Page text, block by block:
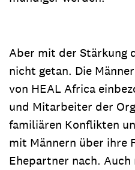
Aber mit der Stärkung
nicht getan. Die
von HEAL Africa
und Mitarbeiter der
familiären Konflikten
mit Männern über ihre
Ehepartner nach.